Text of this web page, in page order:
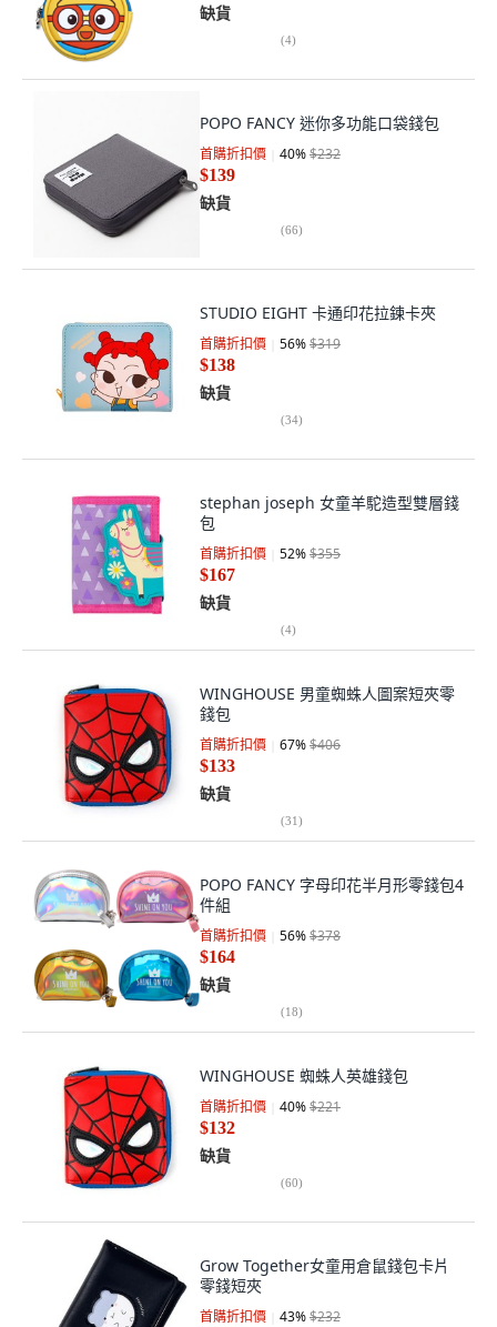
缺貨
(4)
POPO FANCY 迷你多功能口袋錢包
首購折扣價 40%$232
$139
缺貨
(66)
STUDIO EIGHT 卡通印花拉鍊卡夾
首購折扣價 56%$319
$138
缺貨
(34)
stephan joseph 女童羊駝造型雙層錢
包
首購折扣價 52%$355
$167
缺貨
(4)
WINGHOUSE 男童蜘蛛人圖案短夾零
錢包
首購折扣價 67%$406
$133
缺貨
(31)
POPO FANCY 字母印花半月形零錢包4
件組
首購折扣價 56%$378
$164
缺貨
(18)
WINGHOUSE 蜘蛛人英雄錢包
首購折扣價 40%$221
$132
缺貨
(60)
Grow Together女童用倉鼠錢包卡片
零錢短夾
首購折扣價 43%$232